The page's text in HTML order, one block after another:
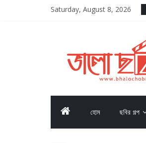
Saturday, August 8, 2026
হোম ছবির গল্প